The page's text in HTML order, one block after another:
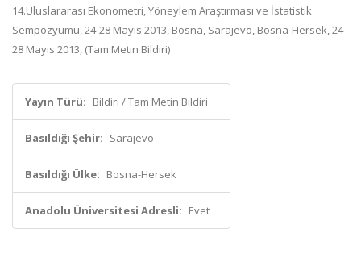
14.Uluslararası Ekonometri, Yöneylem Araştırması ve İstatistik
Sempozyumu, 24-28 Mayıs 2013, Bosna, Sarajevo, Bosna-Hersek, 24 -
28 Mayıs 2013, (Tam Metin Bildiri)
Yayın Türü: Bildiri / Tam Metin Bildiri
Basıldığı Şehir: Sarajevo
Basıldığı Ülke: Bosna-Hersek
Anadolu Üniversitesi Adresli: Evet